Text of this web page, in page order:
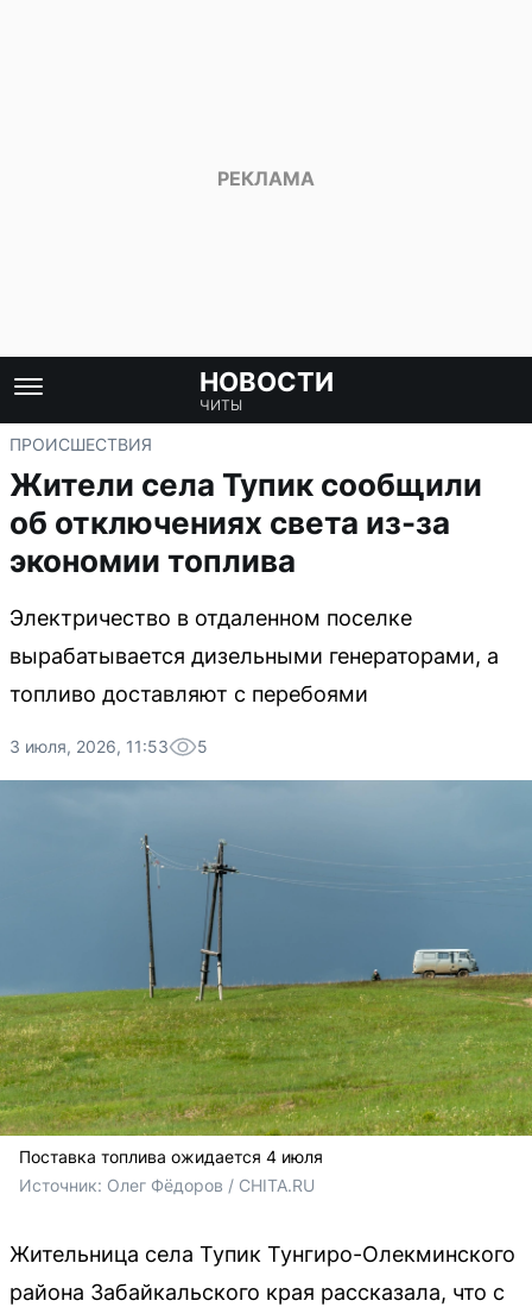
НОВОСТИ
ЧИТЫ
ПРОИСШЕСТВИЯ
Жители села Тупик сообщили
об отключениях света из-за
экономии топлива
Электричество в отдаленном поселке
вырабатывается дизельными генераторами, а
топливо доставляют с перебоями
3 июля, 2026, 11:53 5
Поставка топлива ожидается 4 июля
Источник: Олег Фёдоров / CHITA.RU
Жительница села Тупик Тунгиро-Олекминского
района Забайкальского края рассказала, что с